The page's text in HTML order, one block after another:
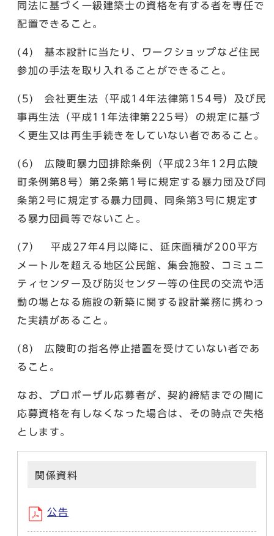
同法に基づく一級建築士の資格を有する者を専任で
配置できること。
(4) 基本設計に当たり、ワークショップなど住民
参加の手法を取り入れることができること。
(5) 会社更生法（平成14年法律第154号）及び民
事再生法（平成11年法律第225号）の規定に基づ
く更生又は再生手続きをしていない者であること。
(6) 広陵町暴力団排除条例（平成23年12月広陵
町条例第8号）第2条第1号に規定する暴力団及び同
条第2号に規定する暴力団員、同条第3号に規定す
る暴力団員等でないこと。
(7） 平成27年4月以降に、延床面積が200平方
メートルを超える地区公民館、集会施設、コミュニ
ティセンター及び防災センター等の住民の交流や活
動の場となる施設の新築に関する設計業務に携わっ
た実績があること。
(8) 広陵町の指名停止措置を受けていない者であ
ること。
なお、プロポーザル応募者が、契約締結までの間に
応募資格を有しなくなった場合は、その時点で失格
とします。
関係資料
公告